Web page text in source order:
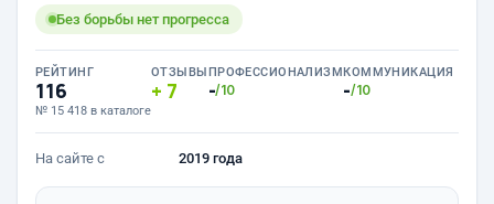
Без борьбы нет прогресса
РЕЙТИНГ
116
№ 15 418 в каталоге
ОТЗЫВЫ
7
ПРОФЕССИОНАЛИЗМ
-/10
КОММУНИКАЦИЯ
-/10
На сайте с 2019 года